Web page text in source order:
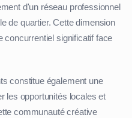
d'un réseau professionnel
de quartier. Cette dimension
concurrentiel significatif face
constitue également une
les opportunités locales et
communauté créative